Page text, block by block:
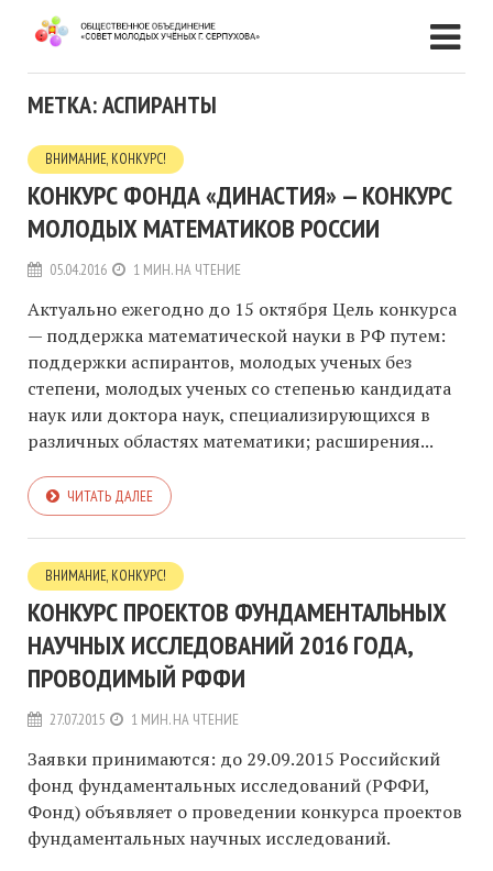
МЕТКА: АСПИРАНТЫ
ВНИМАНИЕ, КОНКУРС!
КОНКУРС ФОНДА «ДИНАСТИЯ» — КОНКУРС
МОЛОДЫХ МАТЕМАТИКОВ РОССИИ
05.04.2016 1 МИН. НА ЧТЕНИЕ
Актуально ежегодно до 15 октября Цель конкурса
— поддержка математической науки в РФ путем:
поддержки аспирантов, молодых ученых без
степени, молодых ученых со степенью кандидата
наук или доктора наук, специализирующихся в
различных областях математики; расширения...
ЧИТАТЬ ДАЛЕЕ
ВНИМАНИЕ, КОНКУРС!
КОНКУРС ПРОЕКТОВ ФУНДАМЕНТАЛЬНЫХ
НАУЧНЫХ ИССЛЕДОВАНИЙ 2016 ГОДА,
ПРОВОДИМЫЙ РФФИ
27.07.2015 1 МИН. НА ЧТЕНИЕ
Заявки принимаются: до 29.09.2015 Российский
фонд фундаментальных исследований (РФФИ,
Фонд) объявляет о проведении конкурса проектов
фундаментальных научных исследований.